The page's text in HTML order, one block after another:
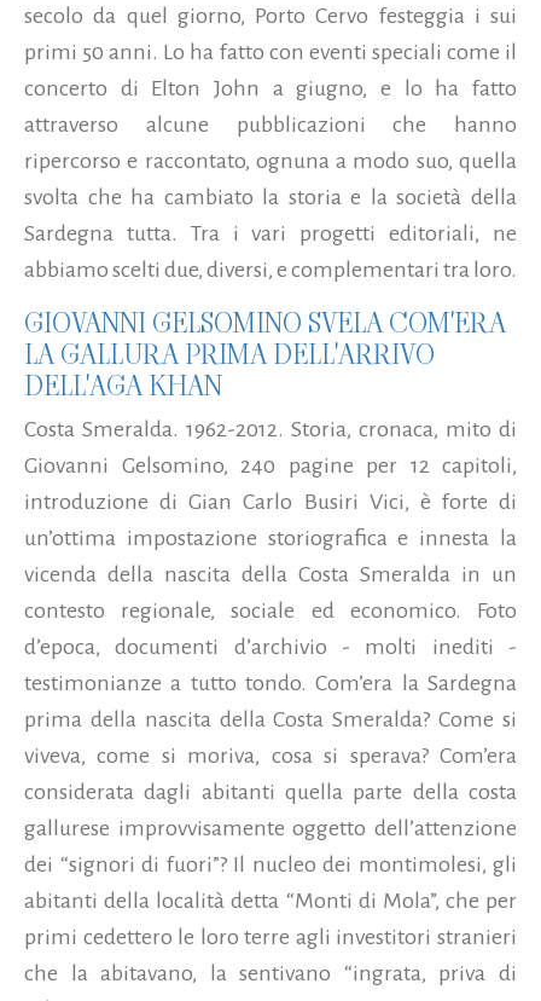
secolo da quel giorno, Porto Cervo festeggia i sui
primi 50 anni. Lo ha fatto con eventi speciali come il
concerto di Elton John a giugno, e lo ha fatto
attraverso alcune pubblicazioni che hanno
ripercorso e raccontato, ognuna a modo suo, quella
svolta che ha cambiato la storia e la società della
Sardegna tutta. Tra i vari progetti editoriali, ne
abbiamo scelti due, diversi, e complementari tra loro.
GIOVANNI GELSOMINO SVELA COM'ERA
LA GALLURA PRIMA DELL'ARRIVO
DELL'AGA KHAN
Costa Smeralda. 1962-2012. Storia, cronaca, mito di
Giovanni Gelsomino, 240 pagine per 12 capitoli,
introduzione di Gian Carlo Busiri Vici, è forte di
un’ottima impostazione storiografica e innesta la
vicenda della nascita della Costa Smeralda in un
contesto regionale, sociale ed economico. Foto
d’epoca, documenti d’archivio - molti inediti -
testimonianze a tutto tondo. Com’era la Sardegna
prima della nascita della Costa Smeralda? Come si
viveva, come si moriva, cosa si sperava? Com’era
considerata dagli abitanti quella parte della costa
gallurese improvvisamente oggetto dell’attenzione
dei “signori di fuori”? Il nucleo dei montimolesi, gli
abitanti della località detta “Monti di Mola”, che per
primi cedettero le loro terre agli investitori stranieri
che la abitavano, la sentivano “ingrata, priva di